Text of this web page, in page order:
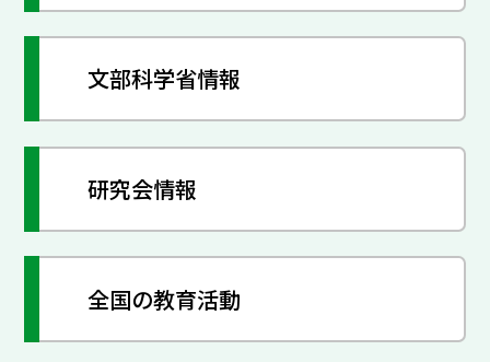
文部科学省情報
研究会情報
全国の教育活動